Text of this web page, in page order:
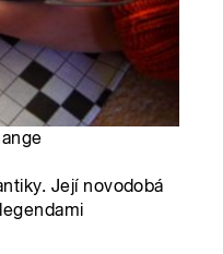
Její novodobá